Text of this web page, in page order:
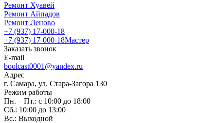
Ремонт Хуавей
Ремонт Айпадов
Ремонт Леново
+7 (937) 17-000-18
+7 (937) 17-000-18Мастер
Заказать звонок
E-mail
boolcast0001@yandex.ru
Адрес
г. Самара, ул. Стара-Загора 130
Режим работы
Пн. – Пт.: с 10:00 до 18:00
Сб.: 10:00 до 13:00
Вс.: Выходной